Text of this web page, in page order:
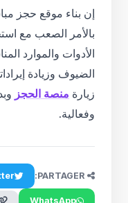
إن بناء موقع حجز
الأدوات والموارد
الضيوف وزيادة
زيارة منصة الحجز
وفعالية.
WhatsApp